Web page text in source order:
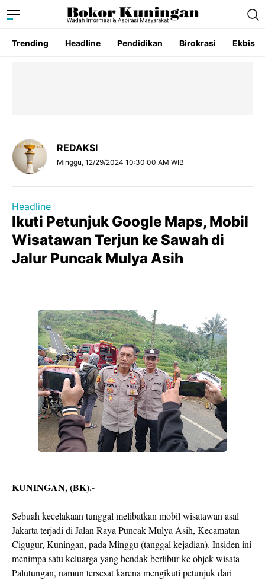
Trending Headline Pendidikan Birokrasi Ekbis
REDAKSI
Minggu, 12/29/2024 10:30:00 AM WIB
Headline
Ikuti Petunjuk Google Maps, Mobil
Wisatawan Terjun ke Sawah di
Jalur Puncak Mulya Asih
KUNINGAN, (BK).-
Sebuah kecelakaan tunggal melibatkan mobil wisatawan asal
Jakarta terjadi di Jalan Raya Puncak Mulya Asih, Kecamatan
Cigugur, Kuningan, pada Minggu (tanggal kejadian). Insiden ini
menimpa satu keluarga yang hendak berlibur ke objek wisata
Palutungan, namun tersesat karena mengikuti petunjuk dari